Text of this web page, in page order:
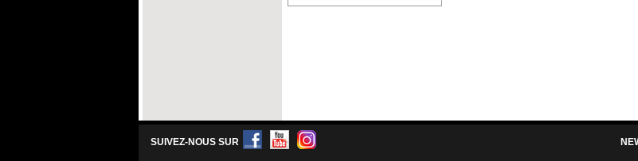
SUIVEZ-NOUS SUR